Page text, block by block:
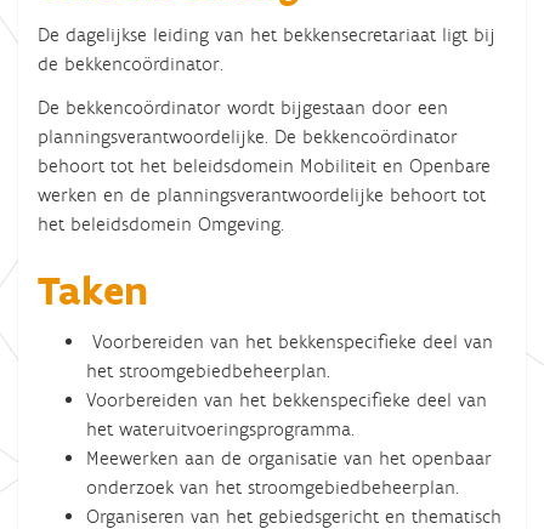
De dagelijkse leiding van het bekkensecretariaat ligt bij
de bekkencoördinator.
De bekkencoördinator wordt bijgestaan door een
planningsverantwoordelijke. De bekkencoördinator
behoort tot het beleidsdomein Mobiliteit en Openbare
werken en de planningsverantwoordelijke behoort tot
het beleidsdomein Omgeving.
Taken
Voorbereiden van het bekkenspecifieke deel van
het stroomgebiedbeheerplan.
Voorbereiden van het bekkenspecifieke deel van
het wateruitvoeringsprogramma.
Meewerken aan de organisatie van het openbaar
onderzoek van het stroomgebiedbeheerplan.
Organiseren van het gebiedsgericht en thematisch